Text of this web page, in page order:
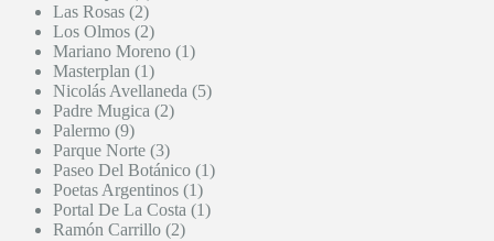
Las Rosas (2)
Los Olmos (2)
Mariano Moreno (1)
Masterplan (1)
Nicolás Avellaneda (5)
Padre Mugica (2)
Palermo (9)
Parque Norte (3)
Paseo Del Botánico (1)
Poetas Argentinos (1)
Portal De La Costa (1)
Ramón Carrillo (2)